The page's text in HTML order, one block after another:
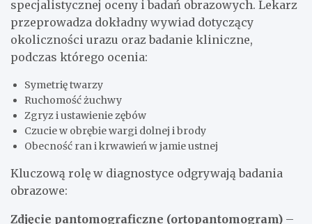
specjalistycznej oceny i badań obrazowych. Lekarz
przeprowadza dokładny wywiad dotyczący
okoliczności urazu oraz badanie kliniczne,
podczas którego ocenia:
Symetrię twarzy
Ruchomość żuchwy
Zgryz i ustawienie zębów
Czucie w obrębie wargi dolnej i brody
Obecność ran i krwawień w jamie ustnej
Kluczową rolę w diagnostyce odgrywają badania
obrazowe:
Zdjęcie pantomograficzne (ortopantomogram) –